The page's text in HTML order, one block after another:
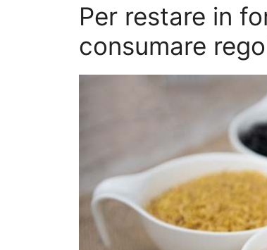
Per restare in
consumare